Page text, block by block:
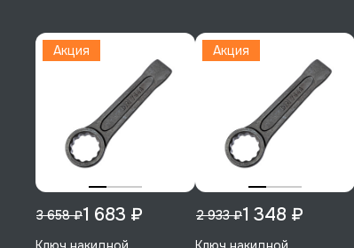
Акция
3 658 ₽1 683 ₽
Акция
2 933 ₽1 348 ₽